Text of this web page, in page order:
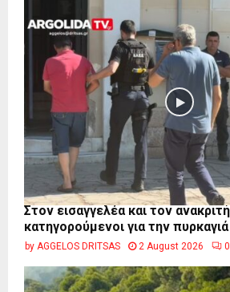
Στον εισαγγελέα και τον
κατηγορούμενοι για την
by AGGELOS DRITSAS 2 August 2026 0